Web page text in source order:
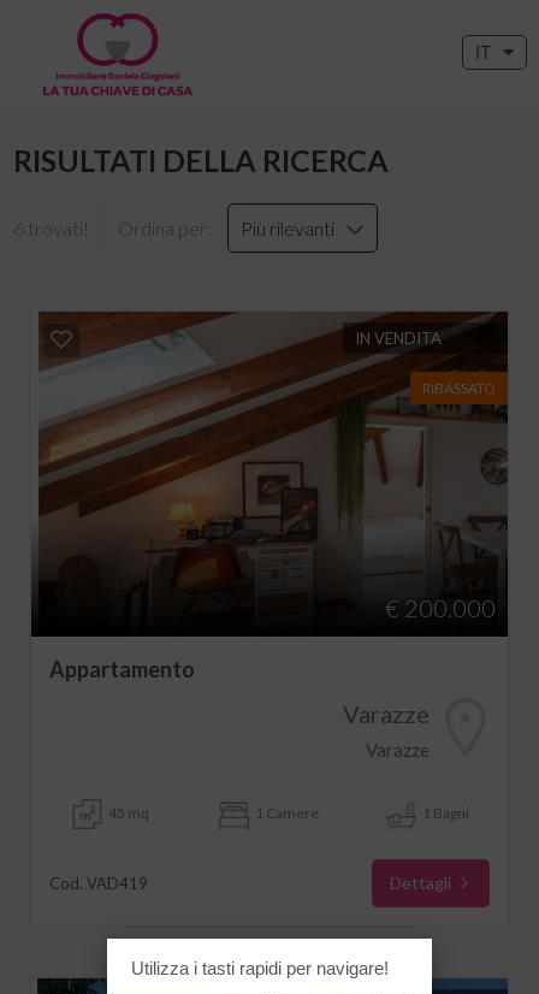
IT
RISULTATI DELLA RICERCA
6 trovati! Ordina per: Più rilevanti
IN VENDITA
RIBASSATO
€ 200.000
Appartamento
Varazze
Varazze
45 mq 1 Camere 1 Bagni
Cod. VAD419 Dettagli
Utilizza i tasti rapidi per navigare!